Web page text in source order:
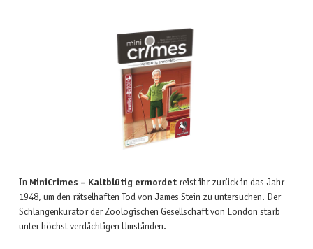
In MiniCrimes – Kaltblütig ermordetreist ihr zurück in das Jahr
1948, um den rätselhaften Tod von James Stein zu untersuchen. Der
Schlangenkurator der Zoologischen Gesellschaft von London starb
unter höchst verdächtigen Umständen.